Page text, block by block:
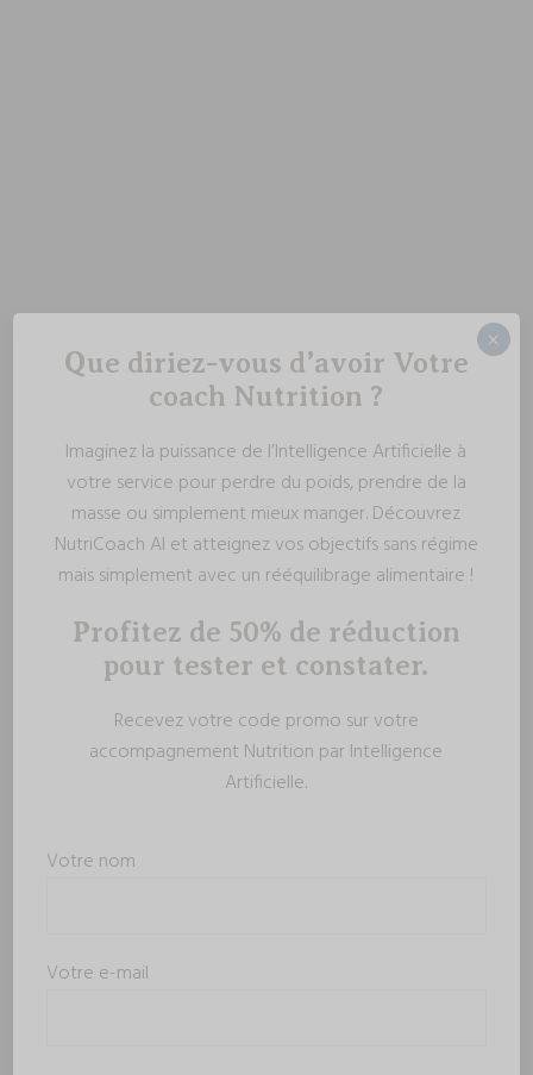
Que diriez-vous d’avoir Votre
coach Nutrition ?
Imaginez la puissance de l’Intelligence Artificielle à
votre service pour perdre du poids, prendre de la
masse ou simplement mieux manger. Découvrez
NutriCoach AI et atteignez vos objectifs sans régime
mais simplement avec un rééquilibrage alimentaire !
Profitez de 50% de réduction
pour tester et constater.
Recevez votre code promo sur votre
accompagnement Nutrition par Intelligence
Artificielle.
Votre nom
Votre e-mail
×